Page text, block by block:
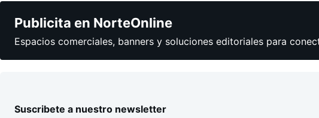
Publicita en NorteOnline
Espacios comerciales, banners y soluciones editoriales para
Suscribete a nuestro newsletter